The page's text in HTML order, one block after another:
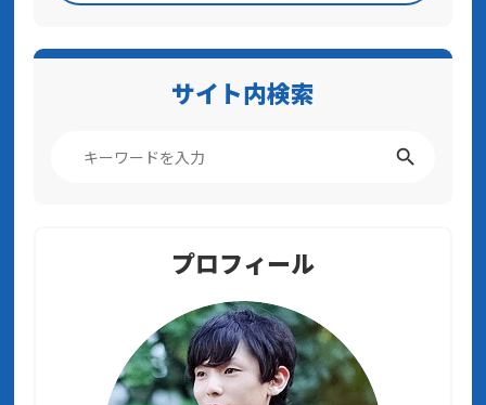
サイト内検索
プロフィール